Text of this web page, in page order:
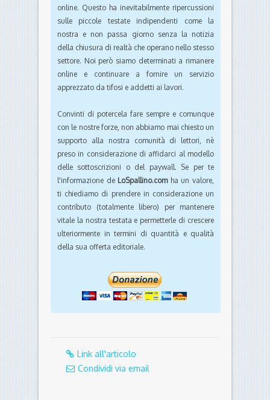
online. Questo ha inevitabilmente ripercussioni
sulle piccole testate indipendenti come la
nostra e non passa giorno senza la notizia
della chiusura di realtà che operano nello stesso
settore. Noi però siamo determinati a rimanere
online e continuare a fornire un servizio
apprezzato da tifosi e addetti ai lavori.
Convinti di potercela fare sempre e comunque
con le nostre forze, non abbiamo mai chiesto un
supporto alla nostra comunità di lettori, nè
preso in considerazione di affidarci al modello
delle sottoscrizioni o del paywall. Se per te
l'informazione de LoSpallino.comha un valore,
ti chiediamo di prendere in considerazione un
contributo (totalmente libero) per mantenere
vitale la nostra testata e permetterle di crescere
ulteriormente in termini di quantità e qualità
della sua offerta editoriale.
Link all'articolo
Condividi via email